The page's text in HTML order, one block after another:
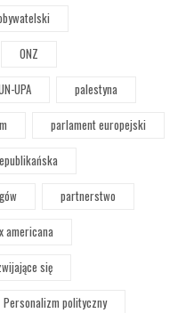
ONZ
UPA
palestyna
parlament europejski
partnerstwo
americana
się
Personalizm polityczny